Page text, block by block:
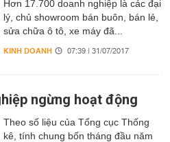
Hơn 17.700 doanh nghiệp là các đại
lý, chủ showroom bán buôn, bán lẻ,
sửa chữa ô tô, xe máy đã...
KINH DOANH 07:39 | 31/07/2017
ngừng hoạt động
Theo số liệu của Tổng cục Thống
kê, tính chung bốn tháng đầu năm